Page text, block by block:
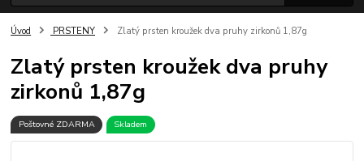
Úvod PRSTENY Zlatý prsten kroužek dva pruhy zirkonů 1,87g
Zlatý prsten kroužek dva pruhy
zirkonů 1,87g
Poštovné ZDARMA Skladem